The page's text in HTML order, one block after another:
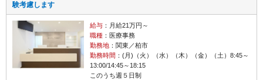
験考慮します
給与：月給21万円～
職種：医療事務
勤務地：関東／柏市
勤務時間 ：(月)（火）（水）（木）（金）（土）8:45～
13:00/14:45～18:15
このうち週５日制